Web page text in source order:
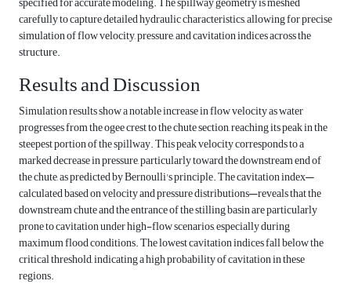
carefully to capture detailed hydraulic characteristics, allowing for precise
simulation of flow velocity, pressure, and cavitation indices across the
structure.
Results and Discussion
Simulation results show a notable increase in flow velocity as water
progresses from the ogee crest to the chute section, reaching its peak in the
steepest portion of the spillway. This peak velocity corresponds to a
marked decrease in pressure, particularly toward the downstream end of
the chute, as predicted by Bernoulli's principle. The cavitation index—
calculated based on velocity and pressure distributions—reveals that the
downstream chute and the entrance of the stilling basin are particularly
prone to cavitation under high-flow scenarios, especially during
maximum flood conditions. The lowest cavitation indices fall below the
critical threshold, indicating a high probability of cavitation in these
regions.